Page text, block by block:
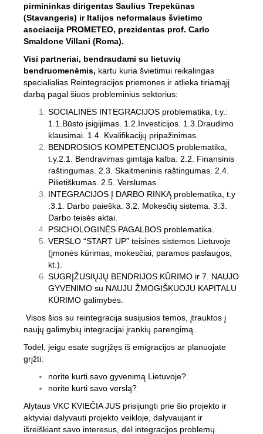
pirmininkas dirigentas Saulius Trepekūnas
(Stavangeris) ir Italijos neformalaus švietimo
asociacija PROMETEO, prezidentas prof. Carlo
Smaldone Villani (Roma).
Visi partneriai, bendraudami su lietuvių
bendruomenėmis, kartu kuria švietimui reikalingas
specialialias Reintegracijos priemones ir atlieka tiriamąjį
darbą pagal šiuos probleminius sektorius:
SOCIALINĖS INTEGRACIJOS problematika, t.y.:
1.1.Būsto įsigijimas. 1.2.Investicijos. 1.3.Draudimo
klausimai. 1.4. Kvalifikacijų pripažinimas.
BENDROSIOS KOMPETENCIJOS problematika,
t.y.2.1. Bendravimas gimtąja kalba. 2.2. Finansinis
raštingumas. 2.3. Skaitmeninis raštingumas. 2.4.
Pilietiškumas. 2.5. Verslumas.
INTEGRACIJOS Į DARBO RINKĄ problematika, t.y
.3.1. Darbo paieška. 3.2. Mokesčių sistema. 3.3.
Darbo teisės aktai.
PSICHOLOGINĖS PAGALBOS problematika.
VERSLO “START UP” teisinės sistemos Lietuvoje
(įmonės kūrimas, mokesčiai, paramos paslaugos,
kt.).
SUGRĮŽUSIŲJŲ BENDRIJOS KŪRIMO ir 7. NAUJO
GYVENIMO su NAUJU ŽMOGIŠKUOJU KAPITALU
KŪRIMO galimybės.
Visos šios su reintegracija susijusios temos, įtrauktos į
naujų galimybių integracijai įrankių parengimą.
Todėl, jeigu esate sugrįžęs iš emigracijos ar planuojate
grįžti:
norite kurti savo gyvenimą Lietuvoje?
norite kurti savo verslą?
Alytaus VKC KVIEČIA JUS prisijungti prie šio projekto ir
aktyviai dalyvauti projekto veikloje, dalyvaujant ir
išreiškiant savo interesus, dėl integracijos problemų.